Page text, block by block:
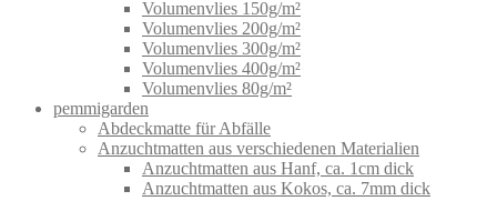
Volumenvlies 150g/m²
Volumenvlies 200g/m²
Volumenvlies 300g/m²
Volumenvlies 400g/m²
Volumenvlies 80g/m²
pemmigarden
Abdeckmatte für Abfälle
Anzuchtmatten aus verschiedenen Materialien
Anzuchtmatten aus Hanf, ca. 1cm dick
Anzuchtmatten aus Kokos, ca. 7mm dick